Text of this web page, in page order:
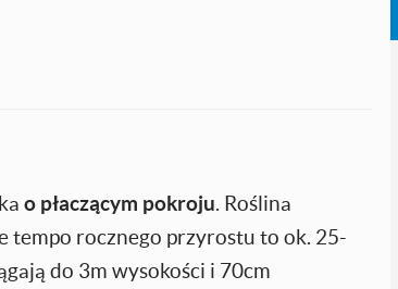
o płaczącym pokroju. Roślina
tempo rocznego przyrostu to ok. 25-
do 3m wysokości i 70cm